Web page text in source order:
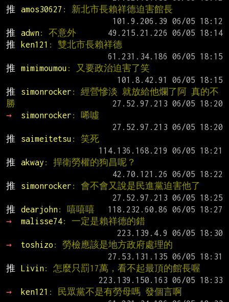
推
amos30627 : 新北市長賴祥德迫害館長
推
adwn: 不意外
推
ken121 : 雙北市長賴祥德
推
mimimoumou : 又要政治迫害了笑
推
simonrocker : 經營慘淡 就放給他爛了阿 真的不
勝
→
simonrocker : 唏噓
推
saimeitetsu : 笑死
推
akway : 捍衛勞權的狗昌呢？
推
simonrocker : 會不會又說是民進黨迫害他了
推
dearjohn: 嘻嘻嘻
→
malisse74: 一定是賴祥德的錯
→
toshizo : 勞檢應該是地方政府處理的
推
Livin: 怎麼只罰17萬，看不起最頂的館長喔
→
ken121 : 民眾黨不是有勞母嗎 發個言啊